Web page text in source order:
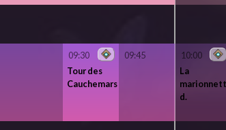
09:30
Tour des
Cauchemars
09:45
10:00
La
d.